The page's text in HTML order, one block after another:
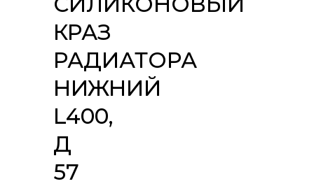
КРАЗ
РАДИАТОРА
НИЖНИЙ
L400,
Д
57